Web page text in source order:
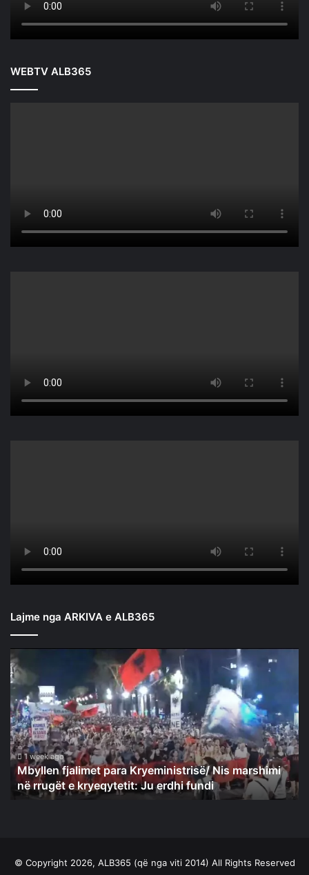
WEBTV ALB365
Lajme nga ARKIVA e ALB365
Mbyllen
fjalimet
para
Kryeministrisë/
Nis
marshimi
në
rrugët
kryeqytetit:
1 week ago
Mbyllen fjalimet para Kryeministrisë/ Nis marshimi
në rrugët e kryeqytetit: Ju erdhi fundi
© Copyright 2026, ALB365 (që nga viti 2014) All Rights Reserved